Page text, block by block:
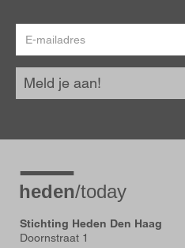
mailadres
Meld je aan!
Stichting Heden Den Haag
Doornstraat 1